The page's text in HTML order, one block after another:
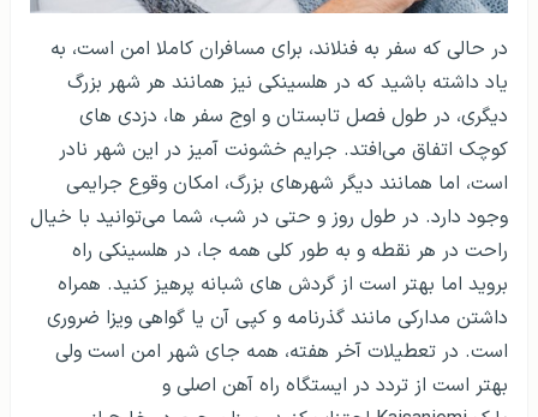
در حالی که سفر به فنلاند، برای مسافران کاملا امن است، به
یاد داشته باشید که در هلسینکی نیز همانند هر شهر بزرگ
دیگری، در طول فصل تابستان و اوج سفر ها، دزدی های
کوچک اتفاق می‌افتد. جرایم خشونت آمیز در این شهر نادر
است، اما همانند دیگر شهرهای بزرگ، امکان وقوع جرایمی
وجود دارد. در طول روز و حتی در شب، شما می‌توانید با خیال
راحت در هر نقطه و به طور کلی همه جا، در هلسینکی راه
بروید اما بهتر است از گردش های شبانه پرهیز کنید. همراه
داشتن مدارکی مانند گذرنامه و کپی آن یا گواهی ویزا ضروری
است. در تعطیلات آخر هفته، همه جای شهر امن است ولی
بهتر است از تردد در ایستگاه راه آهن اصلی و